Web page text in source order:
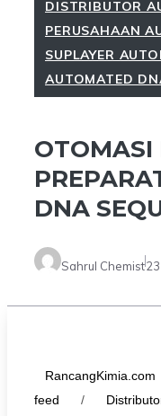
DISTRIBUTOR
PERUSAHAAN
SUPLAYER
AUTOMATED
OTOMASI
DNA
Sahrul Chemist
RancangKimia.com
feed
/